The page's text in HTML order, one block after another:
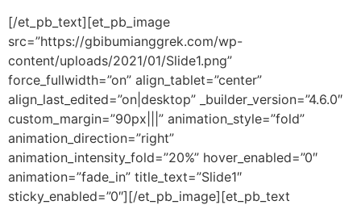
[/et_pb_text][et_pb_image
src=”https://gbibumianggrek.com/wp-
content/uploads/2021/01/Slide1.png”
force_fullwidth=”on” align_tablet=”center”
align_last_edited=”on|desktop” _builder_version=”4.6.0″
custom_margin=”90px|||” animation_style=”fold”
animation_direction=”right”
animation_intensity_fold=”20%” hover_enabled=”0″
animation=”fade_in” title_text=”Slide1″
sticky_enabled=”0″][/et_pb_image][et_pb_text